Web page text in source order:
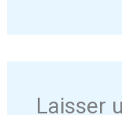
Laisser